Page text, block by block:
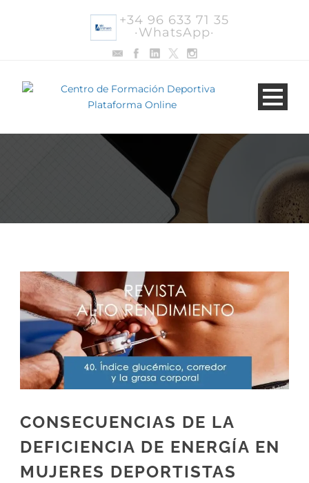
+34 96 633 71 35
·WhatsApp·
CONSECUENCIAS DE LA
DEFICIENCIA DE ENERGÍA EN
MUJERES DEPORTISTAS